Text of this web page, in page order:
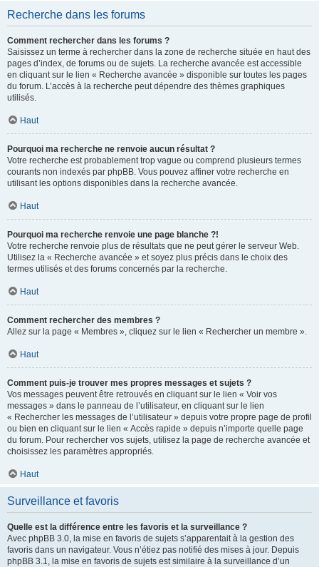
Recherche dans les forums
Comment rechercher dans les forums ?
Saisissez un terme à rechercher dans la zone de recherche située en haut des
pages d’index, de forums ou de sujets. La recherche avancée est accessible
en cliquant sur le lien « Recherche avancée » disponible sur toutes les pages
du forum. L’accès à la recherche peut dépendre des thèmes graphiques
utilisés.
Haut
Pourquoi ma recherche ne renvoie aucun résultat ?
Votre recherche est probablement trop vague ou comprend plusieurs termes
courants non indexés par phpBB. Vous pouvez affiner votre recherche en
utilisant les options disponibles dans la recherche avancée.
Haut
Pourquoi ma recherche renvoie une page blanche ?!
Votre recherche renvoie plus de résultats que ne peut gérer le serveur Web.
Utilisez la « Recherche avancée » et soyez plus précis dans le choix des
termes utilisés et des forums concernés par la recherche.
Haut
Comment rechercher des membres ?
Allez sur la page « Membres », cliquez sur le lien « Rechercher un membre ».
Haut
Comment puis-je trouver mes propres messages et sujets ?
Vos messages peuvent être retrouvés en cliquant sur le lien « Voir vos
messages » dans le panneau de l’utilisateur, en cliquant sur le lien
« Rechercher les messages de l’utilisateur » depuis votre propre page de profil
ou bien en cliquant sur le lien « Accès rapide » depuis n’importe quelle page
du forum. Pour rechercher vos sujets, utilisez la page de recherche avancée et
choisissez les paramètres appropriés.
Haut
Surveillance et favoris
Quelle est la différence entre les favoris et la surveillance ?
Avec phpBB 3.0, la mise en favoris de sujets s’apparentait à la gestion des
favoris dans un navigateur. Vous n’étiez pas notifié des mises à jour. Depuis
phpBB 3.1, la mise en favoris de sujets est similaire à la surveillance d’un